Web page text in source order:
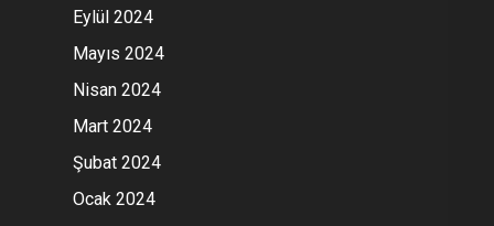
Eylül 2024
Mayıs 2024
Nisan 2024
Mart 2024
Şubat 2024
Ocak 2024